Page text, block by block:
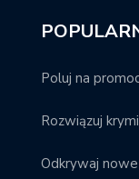
Poluj na
Rozwiązuj
Odkrywaj